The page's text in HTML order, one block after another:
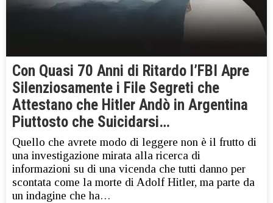
Con Quasi 70 Anni di Ritardo l’FBI Apre
Silenziosamente i File Segreti che
Attestano che Hitler Andò in Argentina
Piuttosto che Suicidarsi…
Quello che avrete modo di leggere non è il frutto di
una investigazione mirata alla ricerca di
informazioni su di una vicenda che tutti danno per
scontata come la morte di Adolf Hitler, ma parte da
un indagine che ha…